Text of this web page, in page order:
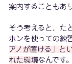
案内することもあ
そう考えると、た
ホンを使っての練
アノが置ける」と
れた環境なんです。